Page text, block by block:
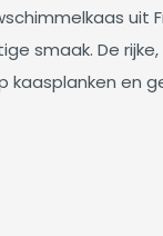
uit
smaak. De
kaasplanken en